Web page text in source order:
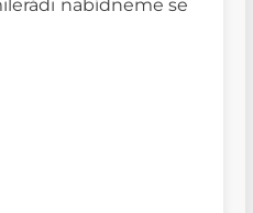
nabídneme se